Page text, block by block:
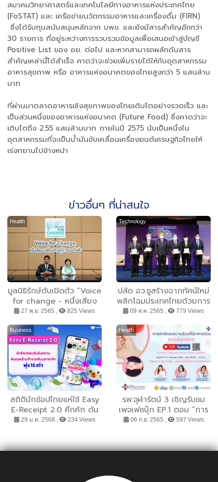
สมาคมวิทยาศาสตร์และเทคโนโลยีทางอาหารแห่งประเทศไทย
(FoSTAT) และ เครือข่ายนวัตกรรมอาหารและเครื่องดื่ม (FIRN)
ซึ่งได้รับทุนสนับสนุนหลักจาก บพข. และยังมีสารสำคัญอีกกว่า
30 รายการ ที่อยู่ระหว่างการรวบรวมข้อมูลเพื่อเสนอเข้าสู่บัญชี
Positive List ของ อย. ต่อไป และหากสามารถผลักดันสาร
สำคัญเหล่านี้ได้สำเร็จ คาดว่าจะช่วยเพิ่มรายได้ให้กับอุตสาหกรรม
อาหารสุขภาพ หรือ อาหารแห่งอนาคตของไทยสูงกว่า 5 แสนล้าน
บาท
ที่ผ่านมาตลาดอาหารเชิงสุขภาพของไทยเติบโตอย่างรวดเร็ว และ
เป็นส่วนหนึ่งของอาหารแห่งอนาคต (Future Food) ซึ่งคาดว่าจะ
เติบโตถึง 2.55 แสนล้านบาท ภายในปี 2575 นับเป็นหนึ่งใน
อุตสาหกรรมที่จะเป็นน้ำมันขับเคลื่อนเครื่องยนต์เศรษฐกิจไทยให้
เร่งทยานไปข้างหน้า
ข่าวอื่นๆ ที่น่าสนใจ
Health
มูลนิธิรักษ์ตับเปิดตัว “Voice
for change - หนึ่งเสียง
เปลี่ยนชีวิตผู้ป่วยมะเร็งตับ”
จากโรค ชวนร่วมลงชื่อผลัก
ดันสิทธิการรักษาด้วยยาน
วัตกรรม
27 พ.ย. 2565 , 825 Views
Technology
ปลัด อว.ชูสร้างฉากทัศน์ใหม่
พลิกโฉมประเทศไทยด้วยการ
พัฒนากำลังคนสมรรถนะสูง
Ecosystem ส่งเสริมด้วย
Innovation Sandbox ใน
งานมหกรรมวิจัยแห่งชาติ
2565
09 ส.ค. 2565 , 779 Views
Business
สถิตินักช้อปไทยแห่ใช้ Easy
E-Receipt 2.0 คึกคัก ดัน
ยอดร้านค้าบนลาซาด้าขายดี
29 ม.ค. 2568 , 234 Views
Health
รพ.จุฬารัตน์ 3 เชิญรับชม
เพจเฟซบุ๊ก EP.1 ตอน “การ
ผ่าตัดลดความอ้วนที่มีอาการ
06 ก.ย. 2565 , 597 Views